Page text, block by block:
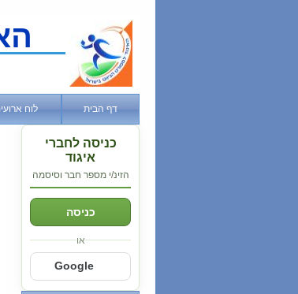
דף הבית לוח
כניסה לחברי
איגוד
הזינ/י מספר חבר וסיסמה
כניסה
או
Google